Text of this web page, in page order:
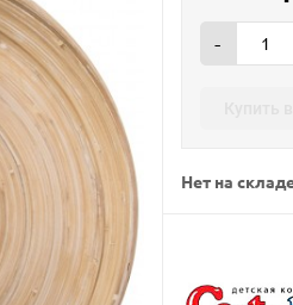
-
Нет на